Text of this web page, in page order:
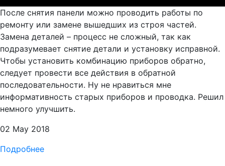
После снятия панели можно проводить работы по
ремонту или замене вышедших из строя частей.
Замена деталей – процесс не сложный, так как
подразумевает снятие детали и установку исправной.
Чтобы установить комбинацию приборов обратно,
следует провести все действия в обратной
последовательности. Ну не нравиться мне
информативность старых приборов и проводка. Решил
немного улучшить.
02 May 2018
Подробнее